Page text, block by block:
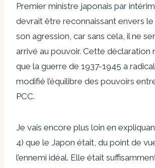
Premier ministre japonais par
devrait être reconnaissant envers
son agression, car sans cela, il ne
arrivé au pouvoir. Cette déclaration
que la guerre de 1937-1945 a
modifié l’équilibre des pouvoirs
PCC.
Je vais encore plus loin en
4) que le Japon était, du point de
l’ennemi idéal. Elle était